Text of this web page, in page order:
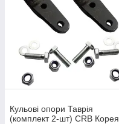
Кульові опори Таврія
(комплект 2-шт) CRB Корея